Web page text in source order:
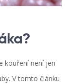
kouření není jen
V tomto článku